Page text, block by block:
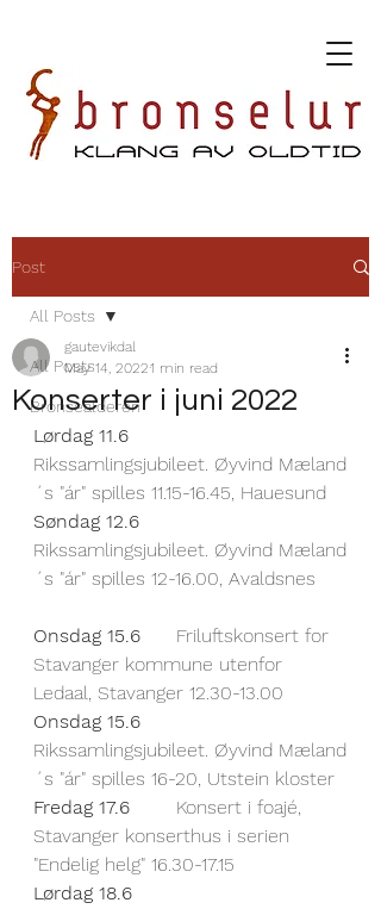
Post
All Posts
Bronsealderen
All Posts
Konserter i juni 2022
gautevikdal
May 14, 20221 min read
Lørdag 11.6
Rikssamlingsjubileet. Øyvind Mæland
´s "ár" spilles 11.15-16.45, Hauesund
Søndag 12.6
Rikssamlingsjubileet. Øyvind Mæland
´s "ár" spilles 12-16.00, Avaldsnes
Onsdag 15.6
Stavanger kommune utenfor
Onsdag 15.6
Rikssamlingsjubileet. Øyvind Mæland
´s "ár" spilles 16-20, Utstein kloster
Fredag 17.6
Stavanger konserthus i serien
"Endelig helg" 16.30-17.15